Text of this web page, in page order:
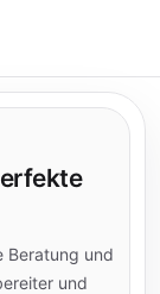
Beratung und
und